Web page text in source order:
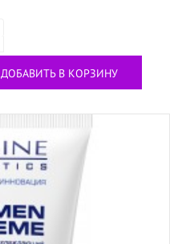
ДОБАВИТЬ В КОРЗИНУ